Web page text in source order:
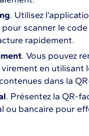
. Utilisez
scanner le code
rapidement.
. Vous pouvez
en utilisant
dans la
. Présentez la QR-
ou bancaire pour